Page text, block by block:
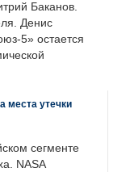
Баканов.
Денис
5» остается
места утечки
сегменте
NASA